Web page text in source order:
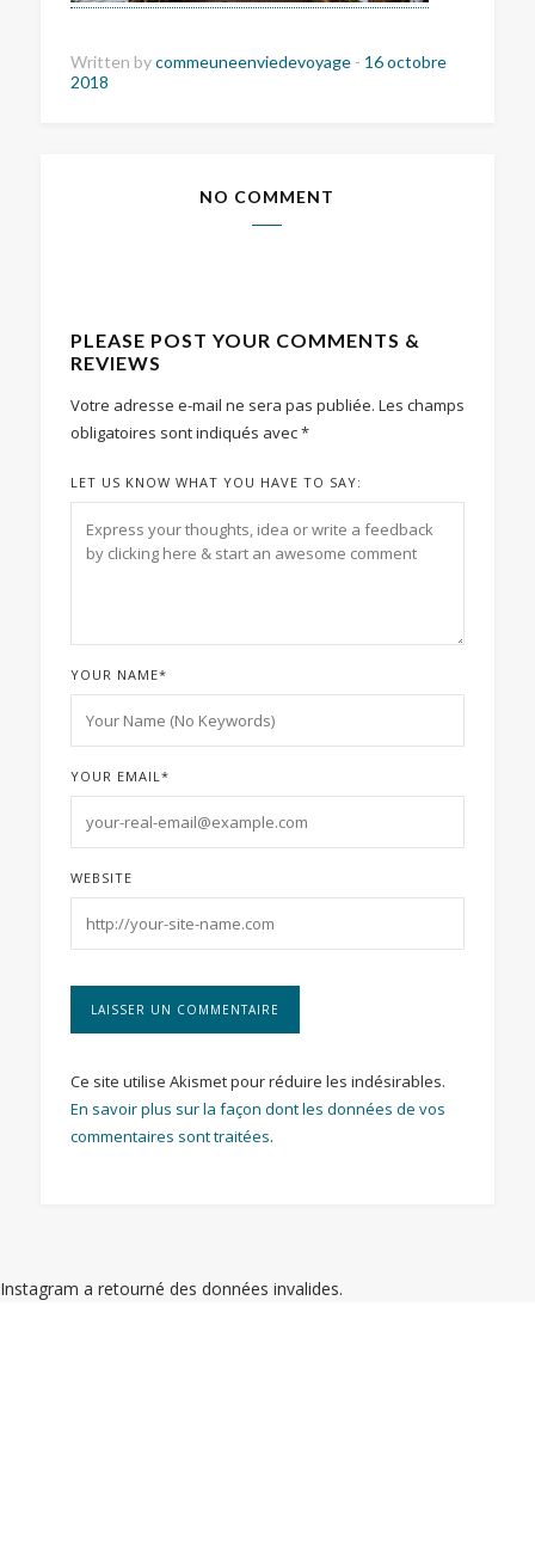
Written bycommeuneenviedevoyage - 16 octobre
2018
NO COMMENT
PLEASE POST YOUR COMMENTS &
REVIEWS
Votre adresse e-mail ne sera pas publiée. Les champs
obligatoires sont indiqués avec*
LET US KNOW WHAT YOU HAVE TO SAY:
YOUR NAME*
YOUR EMAIL*
WEBSITE
Ce site utilise Akismet pour réduire les indésirables.
En savoir plus sur la façon dont les données de vos
commentaires sont traitées.
Instagram a retourné des données invalides.